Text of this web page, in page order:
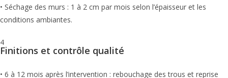
• Séchage des murs : 1 à 2 cm par mois selon l’épaisseur et les
conditions ambiantes.
4
Finitions et contrôle qualité
• 6 à 12 mois après l’intervention : rebouchage des trous et reprise